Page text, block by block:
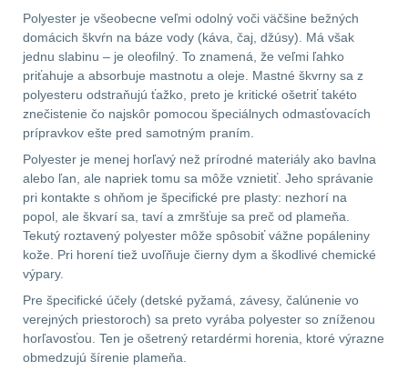
Na dlouhé vzdálenosti13
Multi-range32
Krátka a střední
vzdálenost16
Monokuláry5
Príslušenstvo pre
optiku
OBLEČENIE(316)
Polyester je všeobecne veľmi odolný voči väčšine bežných
domácich škvŕn na báze vody (káva, čaj, džúsy). Má však
jednu slabinu – je oleofilný. To znamená, že veľmi ľahko
priťahuje a absorbuje mastnotu a oleje. Mastné škvrny sa z
polyesteru odstraňujú ťažko, preto je kritické ošetriť takéto
znečistenie čo najskôr pomocou špeciálnych odmasťovacích
prípravkov ešte pred samotným praním.
Polyester je menej horľavý než prírodné materiály ako bavlna
alebo ľan, ale napriek tomu sa môže vznietiť. Jeho správanie
pri kontakte s ohňom je špecifické pre plasty: nezhorí na
popol, ale škvarí sa, taví a zmršťuje sa preč od plameňa.
Tekutý roztavený polyester môže spôsobiť vážne popáleniny
kože. Pri horení tiež uvoľňuje čierny dym a škodlivé chemické
výpary.
Pre špecifické účely (detské pyžamá, závesy, čalúnenie vo
verejných priestoroch) sa preto vyrába polyester so zníženou
horľavosťou. Ten je ošetrený retardérmi horenia, ktoré výrazne
obmedzujú šírenie plameňa.